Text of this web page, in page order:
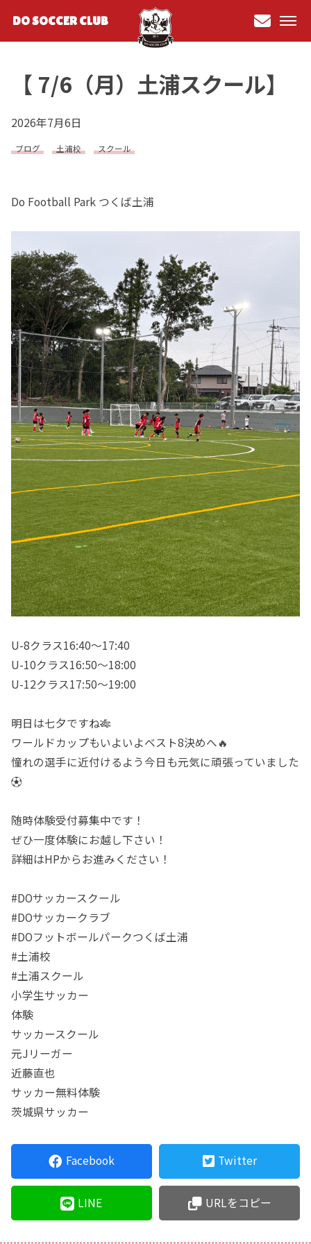
DO SOCCER CLUB
お問
わせ
【 7/6（月）土浦スクール】
2026年7月6日
ブログ 土浦校 スクール
Do Football Park つくば土浦
U-8クラス16:40〜17:40
U-10クラス16:50〜18:00
U-12クラス17:50〜19:00
明日は七夕ですね🎋
ワールドカップもいよいよベスト8決めへ🔥
憧れの選手に近付けるよう今日も元気に頑張っていました
⚽️
随時体験受付募集中です！
ぜひ一度体験にお越し下さい！
詳細はHPからお進みください！
#DOサッカースクール
#DOサッカークラブ
#DOフットボールパークつくば土浦
#土浦校
#土浦スクール
小学生サッカー
体験
サッカースクール
元Jリーガー
近藤直也
サッカー無料体験
茨城県サッカー
Facebook Twitter
LINE URLをコピー